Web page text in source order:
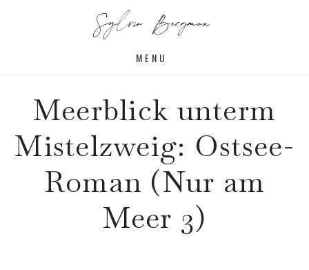
Sylvia Bergman
MENU
Meerblick unterm
Mistelzweig: Ostsee-
Roman (Nur am
Meer 3)